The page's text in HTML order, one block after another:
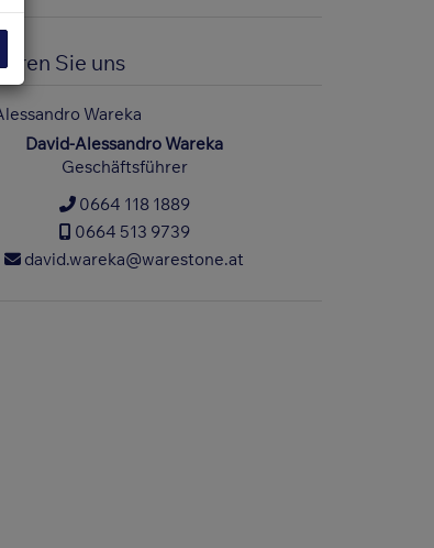
Sie uns
David-Alessandro Wareka
Geschäftsführer
0664 118 1889
0664 513 9739
david.wareka@warestone.at